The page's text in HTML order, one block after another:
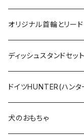
オリジナルロングリード
オリジナル首輪とリード
ロープとヌメ革の首輪と
ヌメ革の首輪とリード
アニリンレザーの首輪と
ディッシュスタンドセット
無垢の木とステンレス
超小型犬〜中型犬サイズ
無垢の木と陶器のディッ
ドイツHUNTER(ハン
HUNTER(ハンター）社
犬のおもちゃ